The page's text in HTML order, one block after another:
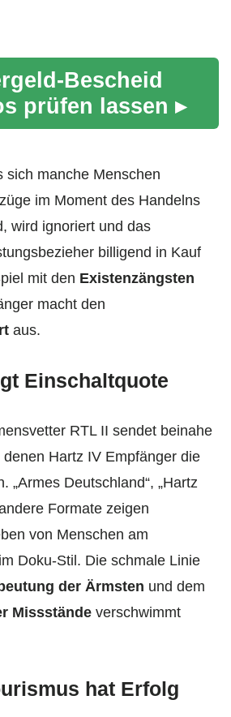
Bescheid
prüfen lassen ▸
sich manche Menschen
im Moment des Handelns
wird ignoriert und das
billigend in Kauf
mit den Existenzängsten
macht den
aus.
Einschaltquote
RTL II sendet beinahe
Hartz IV Empfänger die
„Armes Deutschland“, „Hartz
Formate zeigen
von Menschen am
Doku-Stil. Die schmale Linie
der Ärmsten und dem
Missstände verschwimmt
hat Erfolg